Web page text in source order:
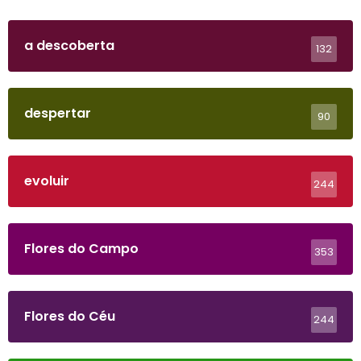
a descoberta 132
despertar 90
evoluir 244
Flores do Campo 353
Flores do Céu 244